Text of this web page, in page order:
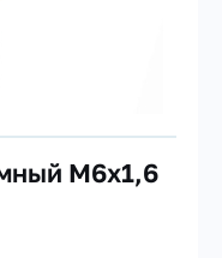
M6х1,6